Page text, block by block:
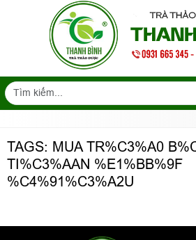
TAGS: MUA TR%C3%A0
TI%C3%AAN %E1%BB%9F
%C4%91%C3%A2U